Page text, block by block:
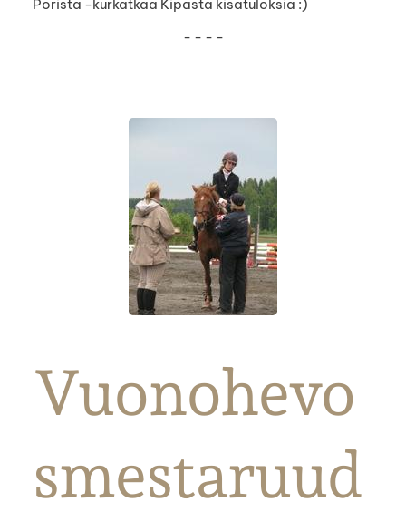
Porista -kurkatkaa Kipasta kisatuloksia :)
- - - -
Vuonohevo
smestaruud